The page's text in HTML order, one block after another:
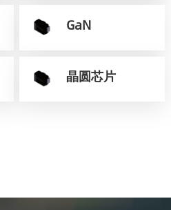
GaN
晶圆芯片